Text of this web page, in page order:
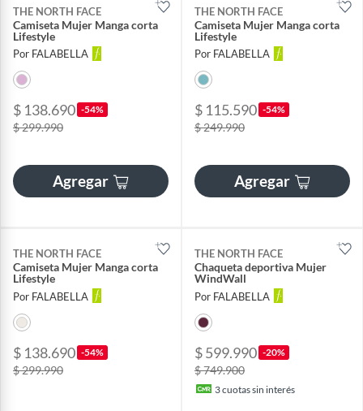
THE NORTH FACE
Camiseta Mujer Manga corta
Lifestyle
Por FALABELLA
$ 138.690 -54%
$ 299.990
Agregar
THE NORTH FACE
Camiseta Mujer Manga corta
Lifestyle
Por FALABELLA
$ 115.590 -54%
$ 249.990
Agregar
THE NORTH FACE
Camiseta Mujer Manga corta
Lifestyle
Por FALABELLA
$ 138.690 -54%
$ 299.990
THE NORTH FACE
Chaqueta deportiva Mujer
WindWall
Por FALABELLA
$ 599.990 -20%
$ 749.900
3cuotas sin interés